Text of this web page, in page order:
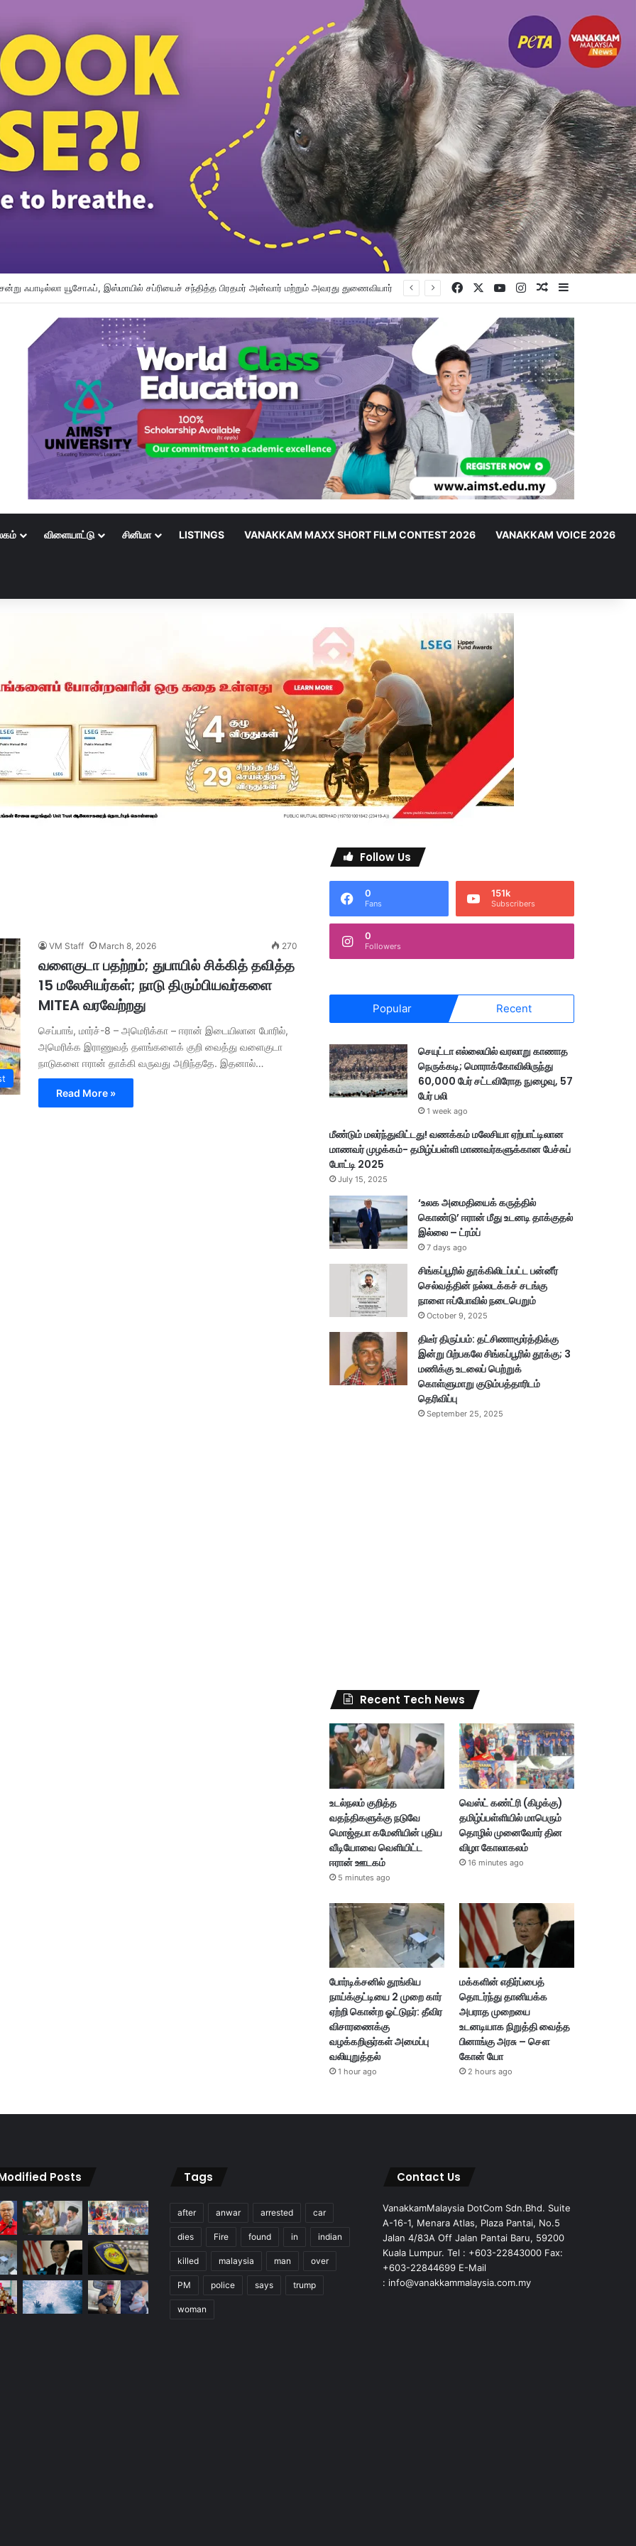
வதந்திகளுக்கு நடுவே மொஜ்தபா கமேனியின் புதிய வீடியோவை வெளியிட்ட ஈரான் ஊடகம் Facebook YouTubeInstagramRandom Article
விளையாட்டு சினிமா LISTINGS VANAKKAM MAXX SHORT FILM CONTEST 2026 VANAKKAM VOICE 2026
VM Staff March 8, 2026 270
வளைகுடா பதற்றம்; துபாயில் சிக்கித் தவித்த
15 மலேசியர்கள்; நாடு திரும்பியவர்களை
MITEA வரவேற்றது
செப்பாங், மார்ச்-8 – அமெரிக்கா – ஈரான் இடையிலான போரில்,
அமெரிக்க இராணுவத் தளங்களைக் குறி வைத்து வளைகுடா
நாடுகளை ஈரான் தாக்கி வருவது அறிந்ததே. இதனால்…
Read More »
Follow Us
0
Fans
151k
Subscribers
0
Followers
Popular Recent
செயுட்டா எல்லையில் வரலாறு காணாத
நெருக்கடி; மொராக்கோவிலிருந்து
60,000 பேர் சட்டவிரோத நுழைவு, 57
பேர் பலி
1 week ago
மீண்டும் மலர்ந்துவிட்டது! வணக்கம் மலேசியா ஏற்பாட்டிலான
மாணவர் முழக்கம்- தமிழ்ப்பள்ளி மாணவர்களுக்கான பேச்சுப்
போட்டி 2025
July 15, 2025
‘உலக அமைதியைக் கருத்தில்
கொண்டு’ ஈரான் மீது உடனடி தாக்குதல்
இல்லை – ட்ரம்ப்
7 days ago
சிங்கப்பூரில் தூக்கிலிடப்பட்ட பன்னீர்
செல்வத்தின் நல்லடக்கச் சடங்கு
நாளை ஈப்போவில் நடைபெறும்
October 9, 2025
திடீர் திருப்பம்: தட்சிணாமூர்த்திக்கு
இன்று பிற்பகலே சிங்கப்பூரில் தூக்கு; 3
மணிக்கு உடலைப் பெற்றுக்
கொள்ளுமாறு குடும்பத்தாரிடம்
தெரிவிப்பு
September 25, 2025
Recent Tech News
உடல்நலம் குறித்த
வதந்திகளுக்கு நடுவே
மொஜ்தபா கமேனியின் புதிய
வீடியோவை வெளியிட்ட
ஈரான் ஊடகம்
5 minutes ago
வெஸ்ட் கண்ட்ரி (கிழக்கு)
தமிழ்ப்பள்ளியில் மாபெரும்
தொழில் முனைவோர் தின
விழா கோலாகலம்
16 minutes ago
போர்டிக்சனில் தூங்கிய
நாய்க்குட்டியை 2 முறை கார்
ஏற்றி கொன்ற ஓட்டுநர்: தீவிர
விசாரணைக்கு
வழக்கறிஞர்கள் அமைப்பு
வலியுறுத்தல்
1 hour ago
மக்களின் எதிர்ப்பைத்
தொடர்ந்து தானியக்க
அபராத முறையை
உடனடியாக நிறுத்தி வைத்த
பினாங்கு அரசு – சௌ
கோன் யோ
2 hours ago
Posts Tags
after anwar arrested car
dies Fire found in indian
killed malaysia man over
PM police says trump
woman
Contact Us
VanakkamMalaysia DotCom Sdn.Bhd. Suite
A-16-1, Menara Atlas, Plaza Pantai, No.5
Jalan 4/83A Off Jalan Pantai Baru, 59200
Kuala Lumpur. Tel : +603-22843000 Fax:
+603-22844699 E-Mail
: info@vanakkammalaysia.com.my